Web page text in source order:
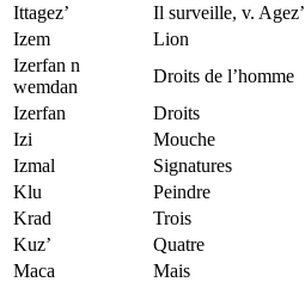
Ittagez’
Il surveille, v. Agez’
Izem
Lion
Izerfan n
wemdan
Droits de l’homme
Izerfan
Droits
Izi
Mouche
Izmal
Signatures
Klu
Peindre
Krad
Trois
Kuz’
Quatre
Maca
Mais